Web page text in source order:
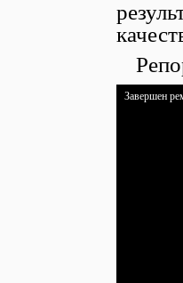
Завершен